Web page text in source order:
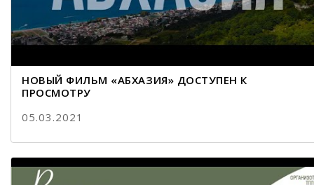
НОВЫЙ ФИЛЬМ «АБХАЗИЯ» ДОСТУПЕН К
ПРОСМОТРУ
05.03.2021